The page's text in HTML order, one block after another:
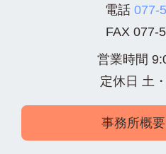
電話 077-
FAX 077-
営業時間
定休日 土
事務所概